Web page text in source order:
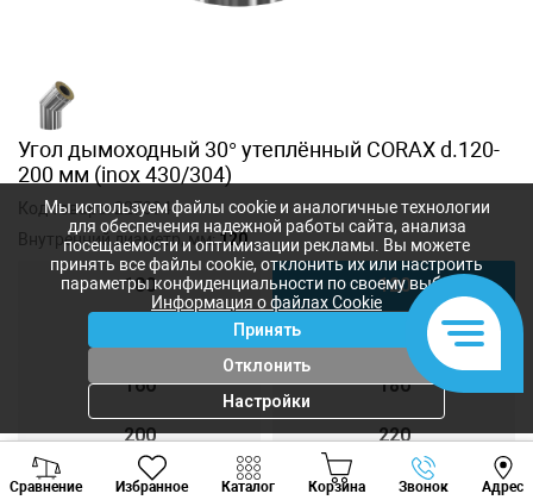
Угол дымоходный 30° утеплённый CORAX d.120-
200 мм (inox 430/304)
Код товара:227394
Внутренний диаметр, мм:120
100 120
160 180
200 220
250 300
Сравнение Избранное Каталог Корзина Звонок Адрес
Viber Whatsapp
Мы используем файлы cookie и аналогичные технологии
для обеспечения надежной работы сайта, анализа
посещаемости и оптимизации рекламы. Вы можете
принять все файлы cookie, отклонить их или настроить
параметры конфиденциальности по своему выбору.
Информация о файлах Cookie
Принять
Отклонить
Настройки